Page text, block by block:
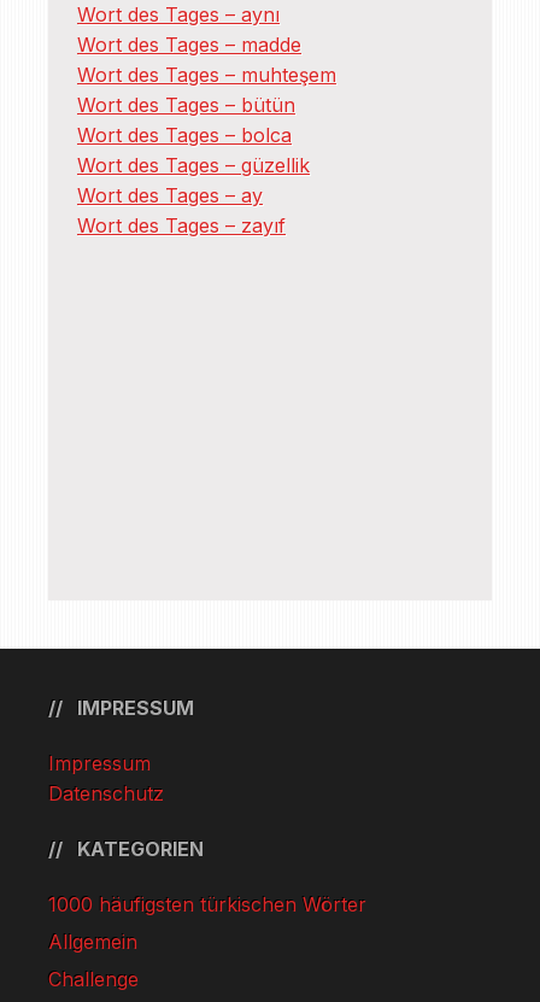
Wort des Tages – aynı
Wort des Tages – madde
Wort des Tages – muhteşem
Wort des Tages – bütün
Wort des Tages – bolca
Wort des Tages – güzellik
Wort des Tages – ay
Wort des Tages – zayıf
IMPRESSUM
Impressum
Datenschutz
KATEGORIEN
1000 häufigsten türkischen Wörter
Allgemein
Challenge